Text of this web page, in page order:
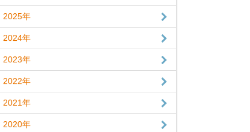
2025年
2024年
2023年
2022年
2021年
2020年